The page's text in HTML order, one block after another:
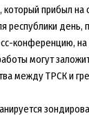
прибыл на
республики день,
конференцию, на
могут
между ТРСК и